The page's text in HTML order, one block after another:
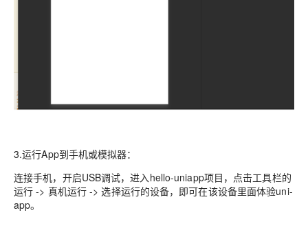
3.运行App到手机或模拟器：
连接手机，开启USB调试，进入hello-uniapp项目，点击工具栏的
运行 -> 真机运行 -> 选择运行的设备，即可在该设备里面体验uni-
app。